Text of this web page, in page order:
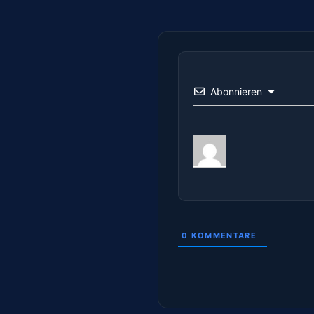
Abonnieren
0 KOMMENTARE